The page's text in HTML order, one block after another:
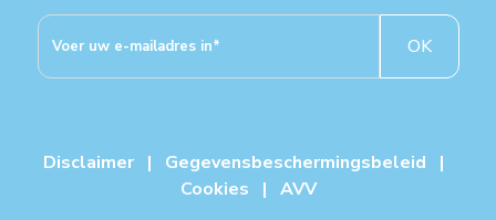
OK
Disclaimer | Gegevensbeschermingsbeleid
|
Cookies
| AVV